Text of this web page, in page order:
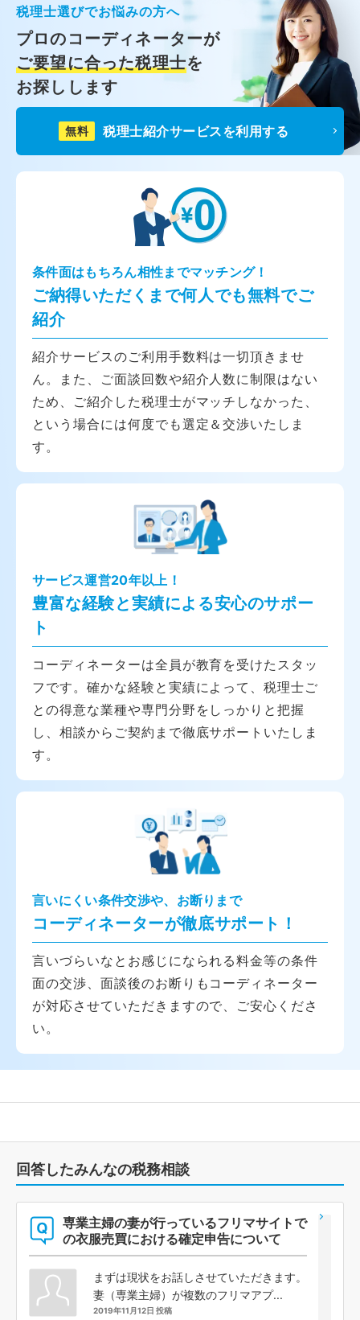
税理士選びでお悩みの方へ
プロのコーディネーターが
ご要望に合った税理士を
お探しします
無料 税理士紹介サービスを利用する
条件面はもちろん相性までマッチング！
ご納得いただくまで何人でも無料でご
紹介
紹介サービスのご利用手数料は一切頂きませ
ん。また、ご面談回数や紹介人数に制限はない
ため、ご紹介した税理士がマッチしなかった、
という場合には何度でも選定＆交渉いたしま
す。
サービス運営20年以上！
豊富な経験と実績による安心のサポー
ト
コーディネーターは全員が教育を受けたスタッ
フです。確かな経験と実績によって、税理士ご
との得意な業種や専門分野をしっかりと把握
し、相談からご契約まで徹底サポートいたしま
す。
言いにくい条件交渉や、お断りまで
コーディネーターが徹底サポート！
言いづらいなとお感じになられる料金等の条件
面の交渉、面談後のお断りもコーディネーター
が対応させていただきますので、ご安心くださ
い。
回答したみんなの税務相談
専業主婦の妻が行っているフリマサイトで
の衣服売買における確定申告について
まずは現状をお話しさせていただきます。
妻（専業主婦）が複数のフリマアプ...
2019年11月12日 投稿